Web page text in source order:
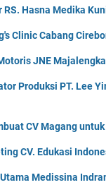
Hasna Medika
Clinic Cabang
JNE Majalengka
Produksi PT. Lee
CV Magang
CV. Edukasi
Medissina